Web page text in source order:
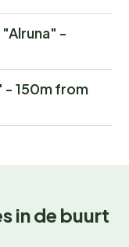
"Alruna" -
- 150m from
in de buurt